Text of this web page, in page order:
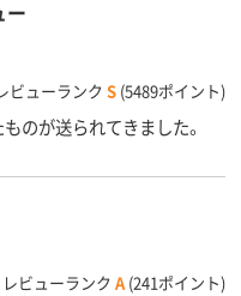
ー
ビューランク S (5489ポイント)
のが送られてきました。
レビューランク A (241ポイント)